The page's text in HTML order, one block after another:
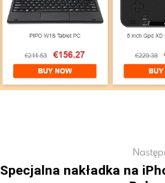
Specjalna nakładka na